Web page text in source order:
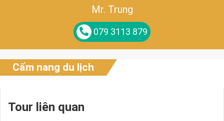
Mr. Trung
079 3113 879
Cẩm nang du lịch
Tour liên quan